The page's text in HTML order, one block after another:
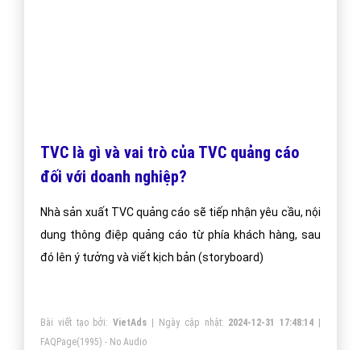
TVC là gì và vai trò của TVC quảng cáo
đối với doanh nghiệp?
Nhà sản xuất TVC quảng cáo sẽ tiếp nhận yêu cầu, nội
dung thông điệp quảng cáo từ phía khách hàng, sau
đó lên ý tưởng và viết kịch bản (storyboard)
Bài viết tạo bởi:VietAds | Ngày cập nhật: 2024-12-31 17:48:14 |
FAQPage(1995) - No Audio